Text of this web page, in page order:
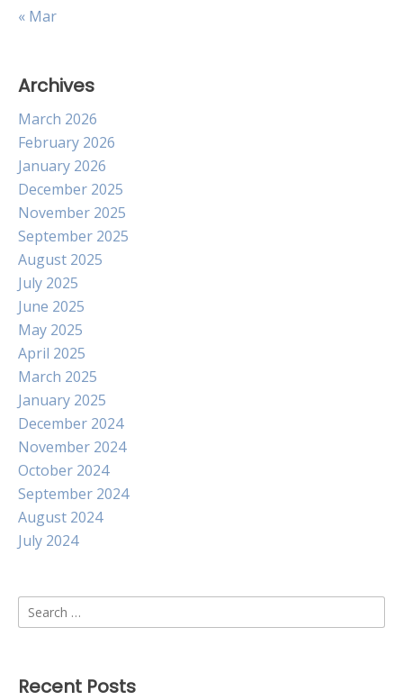
« Mar
Archives
March 2026
February 2026
January 2026
December 2025
November 2025
September 2025
August 2025
July 2025
June 2025
May 2025
April 2025
March 2025
January 2025
December 2024
November 2024
October 2024
September 2024
August 2024
July 2024
Search
for:
Recent Posts